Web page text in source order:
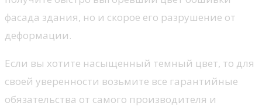
фасада здания, но и скорое его разрушение от
деформации.
Если вы хотите насыщенный темный цвет, то для
своей уверенности возьмите все гарантийные
обязательства от самого производителя и